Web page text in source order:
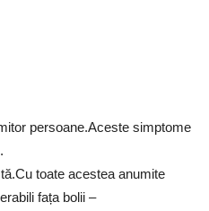
persoane.Aceste simptome
toate acestea anumite
fața bolii –